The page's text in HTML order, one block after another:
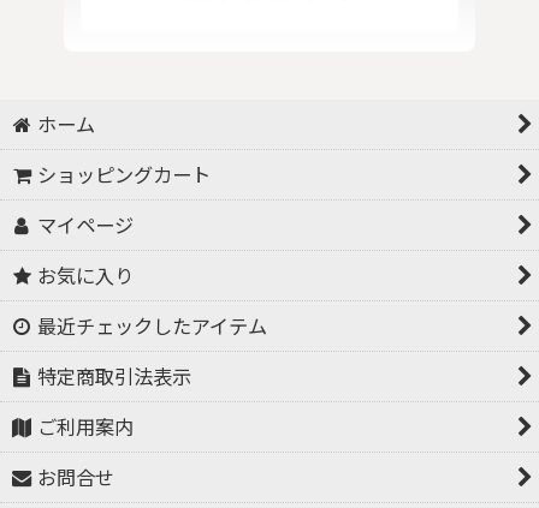
ホーム
ショッピングカート
マイページ
お気に入り
最近チェックしたアイテム
特定商取引法表示
ご利用案内
お問合せ